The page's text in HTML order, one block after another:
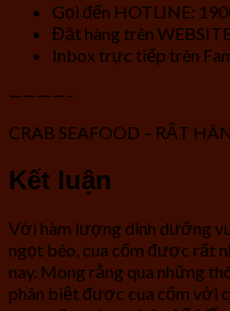
Gọi đến HOTLINE:
Đặt hàng trên
Inbox trực tiếp trên
————–
CRAB SEAFOOD – RẤT
Kết luận
Với hàm lượng dinh dưỡng
ngọt béo, cua cốm được rất
nay. Mong rằng qua những
phân biệt được cua cốm với